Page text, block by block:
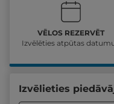
VĒLOS REZERVĒT
Izvēlēties atpūtas
Izvēlieties